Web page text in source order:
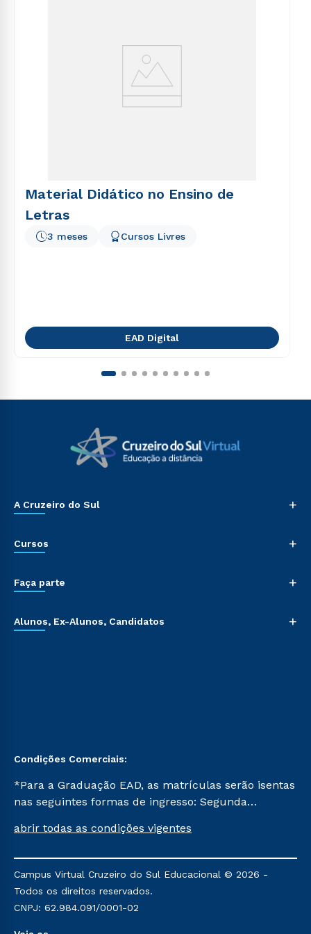
Material Didático no Ensino de
Letras
3 meses Cursos Livres
EAD Digital
A Cruzeiro do Sul +
Cursos +
Faça parte +
Alunos, Ex-Alunos, Candidatos +
Condições Comerciais:
*Para a Graduação EAD, as matrículas serão isentas
nas seguintes formas de ingresso: Segunda
Já para as demais, a taxa de matrícula será de R$
mencionadas são referentes aos cursos: Ensino
Religioso, Geografia para a Docência e Metodologia
do Ensino de História: Questões Atuais.
abrir todas as condições vigentes
Campus Virtual Cruzeiro do Sul Educacional © 2026 -
Todos os direitos reservados.
CNPJ: 62.984.091/0001-02